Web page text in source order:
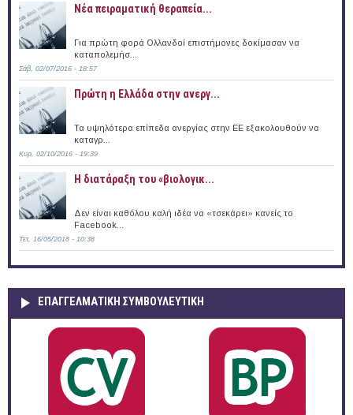
Νέα πειραματική θεραπεία...
Για πρώτη φορά Ολλανδοί επιστήμονες δοκίμασαν να
καταπολεμήσ...
Σάβ, 02/07/2016 - 18:57
Πρώτη η Ελλάδα στην ανεργ...
Τα υψηλότερα επίπεδα ανεργίας στην ΕΕ εξακολουθούν να
καταγρ...
Κυρ, 02/10/2016 - 19:39
Η διατάραξη του «βιολογικ...
Δεν είναι καθόλου καλή ιδέα να «τσεκάρει» κανείς το
Facebook...
Τετ, 16/05/2018 - 10:38
ΕΠΑΓΓΕΛΜΑΤΙΚΉ ΣΥΜΒΟΥΛΕΥΤΙΚΉ